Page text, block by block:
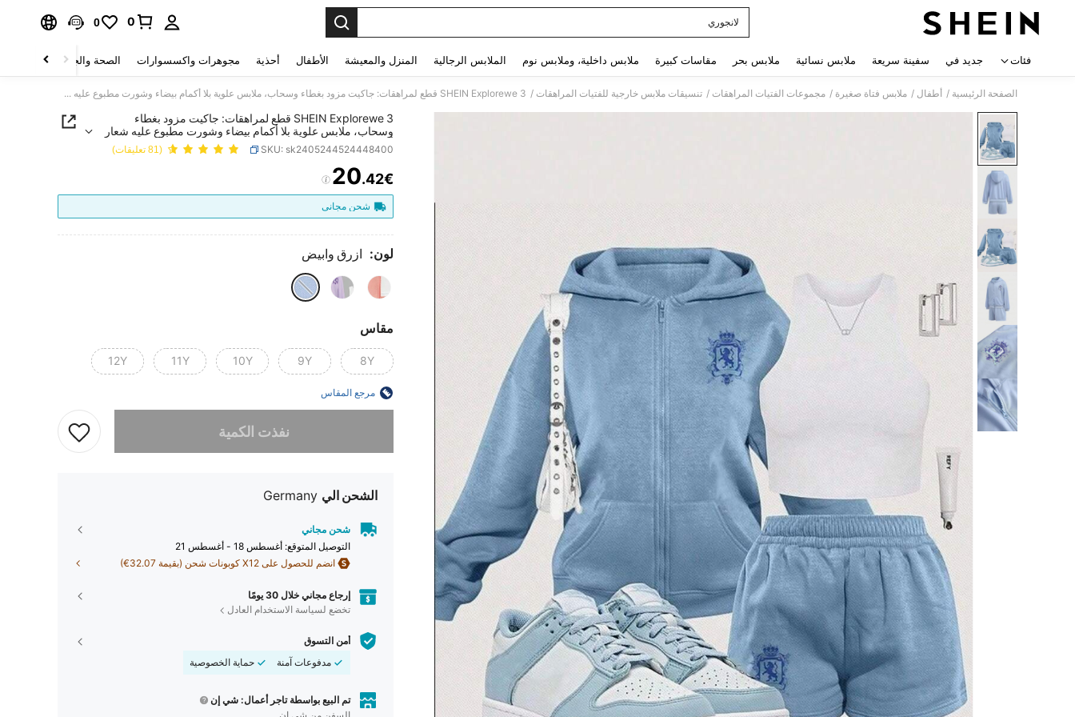
لانجوري
0
0
فئات جديد في سفينة سريعة ملابس نسائية ملابس بحر مقاسات كبيرة ملابس داخلية، وملابس نوم الملابس الرجالية المنزل والمعيشة الأطفال أحذية مجوهرات واكسسوارات الصحة والجمال
الصفحة الرئيسية / أطفال / ملابس فتاة صغيرة / مجموعات الفتيات المراهقات / تنسيقات ملابس خارجية للفتيات المراهقات / SHEIN Explorewe 3 قطع لمراهقات: جاكيت مزود بغطاء وسحاب، ملابس علوية بلا أكمام بيضاء وشورت مطبوع عليه شعار أمريكي ملابس كاجوال للشارع
SHEIN Explorewe 3 قطع لمراهقات: جاكيت مزود بغطاء
وسحاب، ملابس علوية بلا أكمام بيضاء وشورت مطبوع عليه شعار
أمريكي ملابس كاجوال للشارع
SKU: sk2405244524448400 (81 تعليقات)
PRICE AND AVAILABILITY
20.42€
شحن مجاني
لون: ازرق وابيض
مقاس
8Y
9Y
10Y
11Y
12Y
مرجع المقاس
نفذت الكمية
الشحن الي Germany
شحن مجاني
التوصيل المتوقع: أغسطس 18 - أغسطس 21
انضم للحصول على X12 كوبونات شحن (بقيمة 32.07€)
إرجاع مجاني خلال 30 يومًا
تخضع لسياسة الاستخدام العادل
أمن التسوق
مدفوعات آمنة
حماية الخصوصية
تم البيع بواسطة تاجر أعمال: شي إن